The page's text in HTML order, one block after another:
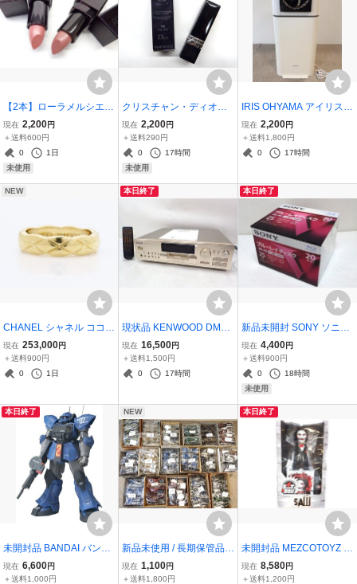
【2本】ローラメルシエ
リップスティック クリー
ムスムースリップカラー
ローヤルオーキッド・ス
パイスローズ 口紅■未使
現在 2,200円
＋送料600円
0
1日
未使用
クリスチャン・ディオー
ル ChristianDior ルージュ
ディオール ROUGE DIOR
520 FEELGOOD 赤系■未
使用 3.5g■検索用/コスメ
現在 2,200円
＋送料290円
0
17時間
未使用
IRIS OHYAMA アイリスオ
ーヤマ サーキュレーター
衣類乾燥除湿機 DDD-50E
デシカント式 除湿器 201
現在 2,200円
＋送料1,800円
0
17時間
NEW
CHANEL シャネル ココク
ラッシュコレクション リ
ング ＃52（実寸 約11.5
号） AU750 K18YG
現在 253,000円
＋送料900円
0
1日
本日終了
現状品 KENWOOD DMF-
7020 MDデッキ レコーダ
ー ケンウッド リモコン・
説明書付き
現在 16,500円
＋送料1,500円
0
17時間
本日終了
新品未開封 SONY ソニー
20BNE1VLPS2 BD-RE く
り返し録画用 ブルーレイ
ディスク 25GB 20枚入り
現在 4,400円
＋送料900円
0
18時間
未使用
本日終了
未開封品 BANDAI バンダ
イ ジオノグラフィ 機動戦
士ガンダム #3007 MS-11
現在 6,600円
＋送料1,000円
NEW
新品未使用 / 長期保管品
サングラス 271本まとめ
OCEAN PACIFIC SHAD
現在 1,100円
＋送料1,800円
本日終了
未開封品 MEZCOTOYZ メ
ズコトイズ SAW BURST
A BOX バースト ア ボック
現在 8,580円
＋送料1,200円